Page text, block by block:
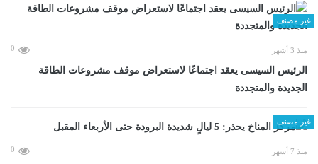
غير مصنف
منذ 3 أشهر 0
الرئيس السيسى يعقد اجتماعًا لاستعراض موقف مشروعات الطاقة
الجديدة والمتجددة
غير مصنف
منذ 7 أشهر 0